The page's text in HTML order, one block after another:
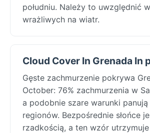
południu. Należy to uwzględnić
wrażliwych na wiatr.
Cloud Cover In Grenada In
Gęste zachmurzenie pokrywa
October: 76% zachmurzenia w
a podobnie szare warunki
regionów. Bezpośrednie słońce
rzadkością, a ten wzór utrzymuje